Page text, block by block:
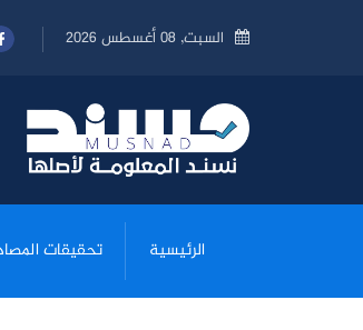
السبت, 08 أغسطس 2026
الرئيسية تحقيقات